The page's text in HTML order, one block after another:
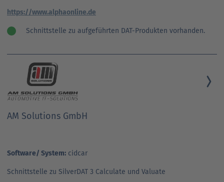
https://www.alphaonline.de
Schnittstelle zu aufgeführten DAT-Produkten vorhanden.
AM Solutions GmbH
Software/ System: cidcar
Schnittstelle zu SilverDAT 3 Calculate und Valuate